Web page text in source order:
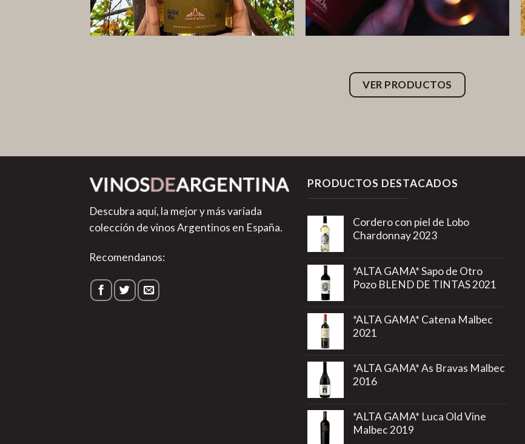
VER PRODUCTOS
Descubra aquí, la mejor y más variada
colección de vinos Argentinos en España.
Recomendanos:
PRODUCTOS DESTACADOS
Cordero con piel de Lobo
Chardonnay 2023
*ALTA GAMA* Sapo de Otro
Pozo BLEND DE TINTAS 2021
*ALTA GAMA* Catena Malbec
2021
*ALTA GAMA* As Bravas Malbec
2016
*ALTA GAMA* Luca Old Vine
Malbec 2019